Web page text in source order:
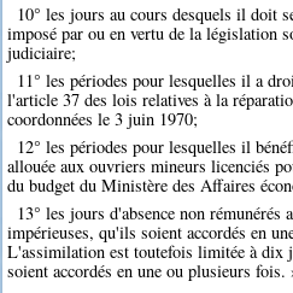
10° les jours au cours desquels il doit
imposé par ou en vertu de la législation
judiciaire;
11° les périodes pour lesquelles il a
l'article 37 des lois relatives à la
coordonnées le 3 juin 1970;
12° les périodes pour lesquelles il
allouée aux ouvriers mineurs licenciés
du budget du Ministère des Affaires
13° les jours d'absence non rémunérés
impérieuses, qu'ils soient accordés en
L'assimilation est toutefois limitée à dix
soient accordés en une ou plusieurs fois.